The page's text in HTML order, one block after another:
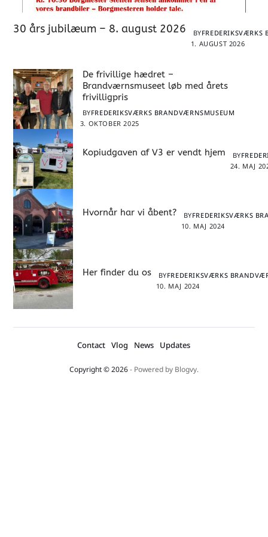
30 års jubilæum – 8. august 2026 BYFREDERIKSVÆRKS
1. AUGUST 2026
De frivillige hædret –
Brandværnsmuseet løb med årets
frivilligpris
BYFREDERIKSVÆRKS BRANDVÆRNSMUSEUM
3. OKTOBER 2025
Kopiudgaven af V3 er vendt hjem BY
24. MAJ
Hvornår har vi åbent? BYFREDERIKSVÆRKS
10. MAJ 2024
Her finder du os BYFREDERIKSVÆRKS
10. MAJ 2024
Copyright © 2026- Powered by Blogvy.
Contact Vlog News Updates